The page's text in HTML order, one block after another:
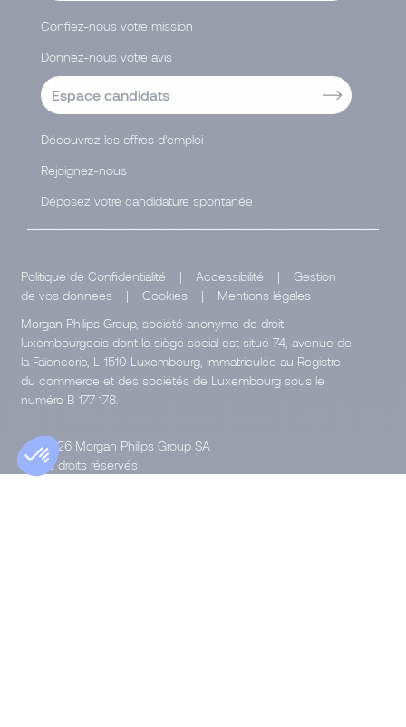
Confiez-nous votre mission
Donnez-nous votre avis
Espace candidats
Découvrez les offres d’emploi
Rejoignez-nous
Déposez votre candidature spontanée
Politique de Confidentialité | Accessibilité |
Gestion
de vos donnees
| Cookies |
Mentions légales
Morgan Philips Group, société anonyme de droit
luxembourgeois dont le siège social est situé 74, avenue de
la Faïencerie, L-1510 Luxembourg, immatriculée au Registre
du commerce et des sociétés de Luxembourg sous le
numéro B 177 178.
© 2026 Morgan Philips Group SA
Tous droits réservés